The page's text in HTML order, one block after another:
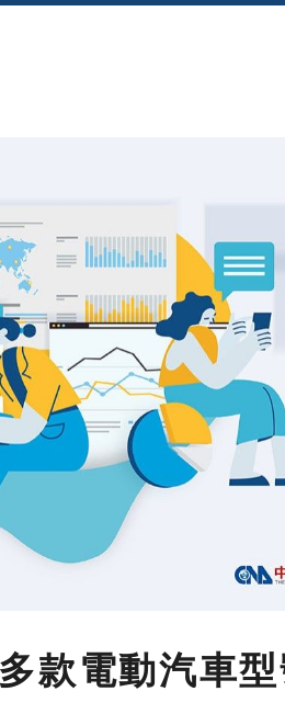
款電動汽車